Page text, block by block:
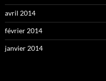
avril 2014
février 2014
janvier 2014